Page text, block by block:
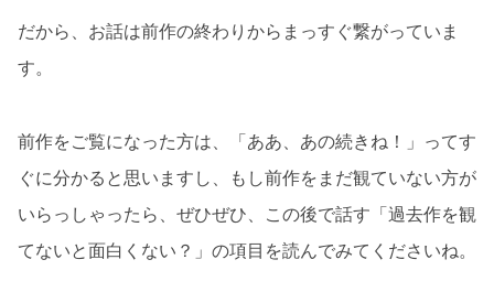
だから、お話は前作の終わりからまっすぐ繋がっていま
す。
前作をご覧になった方は、「ああ、あの続きね！」ってす
ぐに分かると思いますし、もし前作をまだ観ていない方が
いらっしゃったら、ぜひぜひ、この後で話す「過去作を観
てないと面白くない？」の項目を読んでみてくださいね。